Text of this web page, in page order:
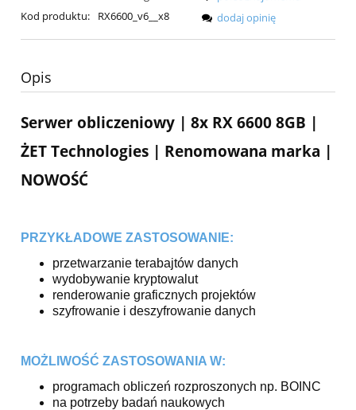
Kod produktu:
RX6600_v6__x8
dodaj opinię
Opis
Serwer obliczeniowy | 8x RX 6600 8GB |
ŻET Technologies | Renomowana marka |
NOWOŚĆ
PRZYKŁADOWE ZASTOSOWANIE:
przetwarzanie terabajtów danych
wydobywanie kryptowalut
renderowanie graficznych projektów
szyfrowanie i deszyfrowanie danych
MOŻLIWOŚĆ ZASTOSOWANIA W:
programach obliczeń rozproszonych np. BOINC
na potrzeby badań naukowych